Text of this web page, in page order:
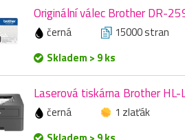
Originální válec Brother DR-
černá 15000 stran
Skladem > 9 ks
Laserová tiskárna Brother
černá
1 zlaťák